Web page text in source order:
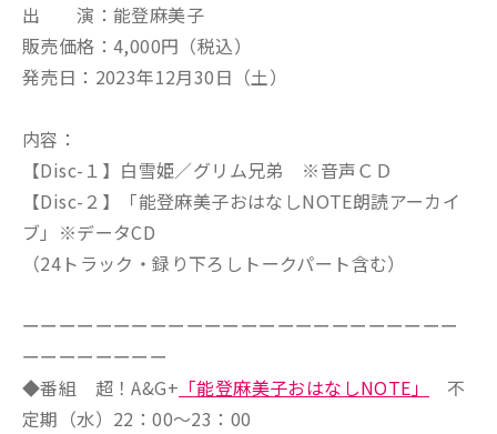
出 演：能登麻美子
販売価格：4,000円（税込）
発売日：2023年12月30日（土）
内容：
【Disc-１】白雪姫／グリム兄弟 ※音声ＣＤ
【Disc-２】「能登麻美子おはなしNOTE朗読アーカイ
ブ」※データCD
（24トラック・録り下ろしトークパート含む）
ーーーーーーーーーーーーーーーーーーーーーーーー
ーーーーーーーー
◆番組 超！A&G+ 「能登麻美子おはなしNOTE」
不
定期（水）22：00～23：00